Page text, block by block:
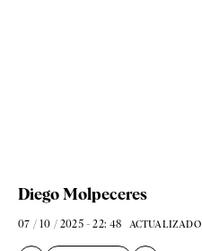
Diego Molpeceres
07 / 10 / 2025 - 22: 48 ACTUALIZADO